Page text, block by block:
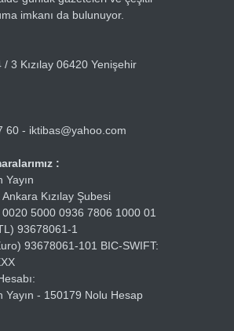
imkanı da bulunuyor.
3 Kızılay 06420 Yenişehir
60 - iktibas@yahoo.com
:
Yayın
Kızılay Şubesi
0020 5000 0936 7806 1000 01
93678061-1
93678061-101 BIC-SWIFT:
Yayın - 150179 Nolu Hesap